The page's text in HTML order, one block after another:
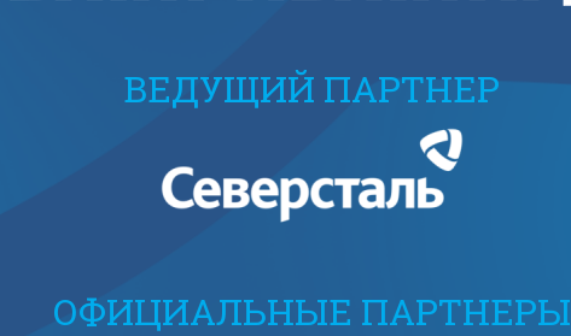
ВЕДУЩИЙ ПАРТНЕР
ОФИЦИАЛЬНЫЕ ПАРТНЕРЫ